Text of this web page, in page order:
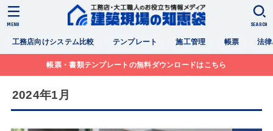
工務店向けシステム比較 テンプレート 施工管理 帳票 法
SEARCH
MENU
帳票・書類テンプレートの無料ダウンロードはこちら
2024年1月